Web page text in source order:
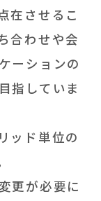
在させるこ
合わせや会
ーションの
指していま
ッド単位の
更が必要に